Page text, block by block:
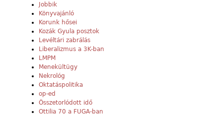
Jobbik
Könyvajánló
Korunk hősei
Kozák Gyula posztok
Levéltári zabrálás
Liberalizmus a 3K-ban
LMPM
Menekültügy
Nekrológ
Oktatáspolitika
op-ed
Összetorlódott idő
Ottilia 70 a FUGA-ban